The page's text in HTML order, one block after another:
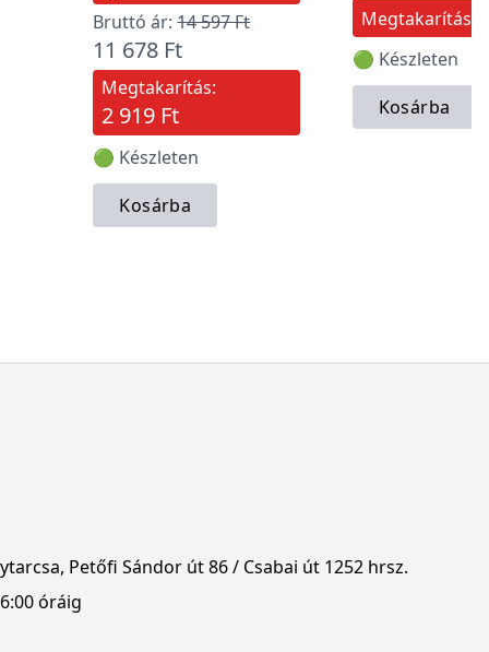
Bruttó ár:14 597 Ft
11 678 Ft
Megtakarítás:
2 919 Ft
🟢 Készleten
Kosárba
Megtakarítás:
🟢 Készleten
Kosárba
Petőfi Sándor út 86 / Csabai út 1252 hrsz.
óráig